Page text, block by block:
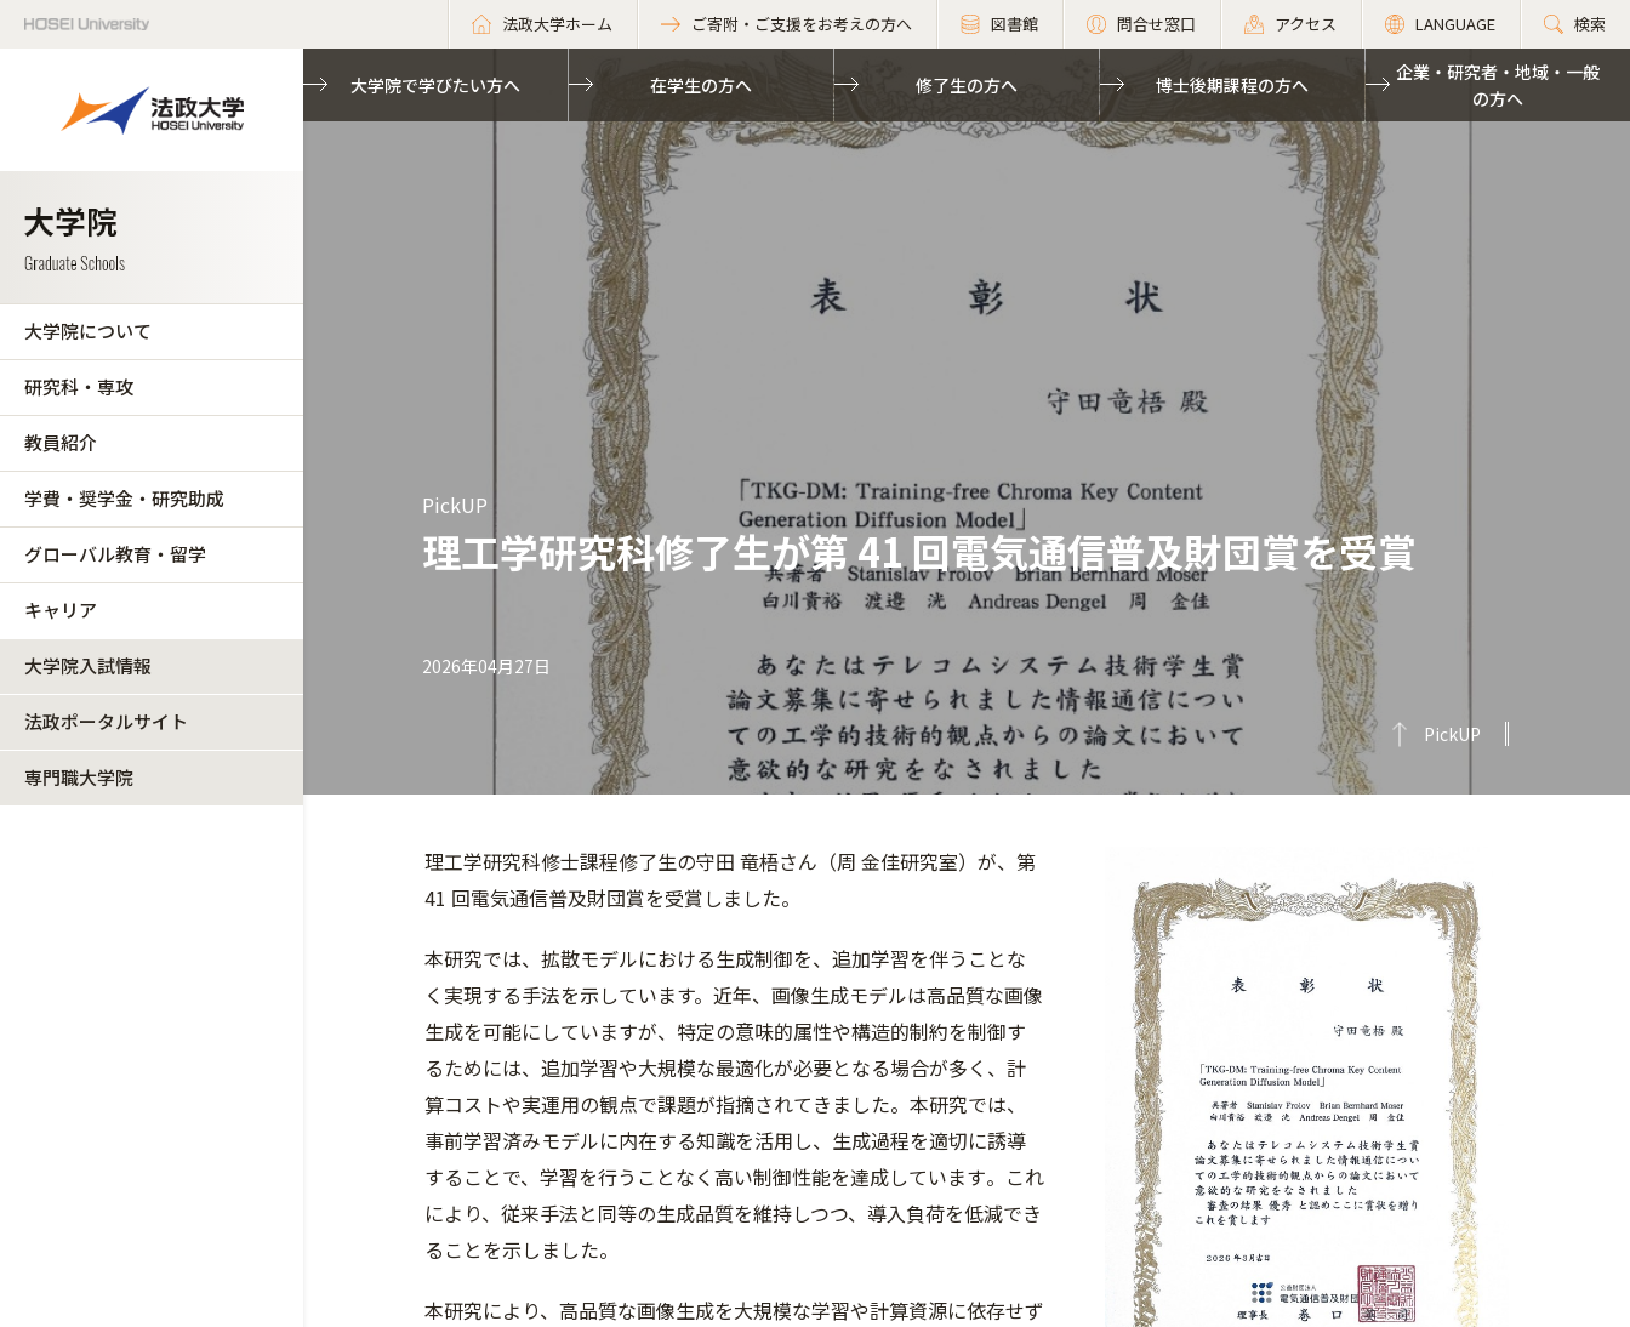
法政大学ホーム ご寄附・ご支援をお考えの方へ 図書館 問合せ窓口 アクセス LANGUAGE 検索
大学院について
研究科・専攻
教員紹介
学費・奨学金・研究助成
グローバル教育・留学
キャリア
大学院入試情報
法政ポータルサイト
専門職大学院
大学院で学びたい方へ 在学生の方へ 修了生の方へ 博士後期課程の方へ
企業・研究者・地域・一般
の方へ
PickUP
理工学研究科修了生が第 41 回電気通信普及財団賞を受賞
2026年04月27日
PickUP
理工学研究科修士課程修了生の守田 竜梧さん（周 金佳研究室）が、第
41 回電気通信普及財団賞を受賞しました。
本研究では、拡散モデルにおける生成制御を、追加学習を伴うことな
く実現する手法を示しています。近年、画像生成モデルは高品質な画像
生成を可能にしていますが、特定の意味的属性や構造的制約を制御す
るためには、追加学習や大規模な最適化が必要となる場合が多く、計
算コストや実運用の観点で課題が指摘されてきました。本研究では、
事前学習済みモデルに内在する知識を活用し、生成過程を適切に誘導
することで、学習を行うことなく高い制御性能を達成しています。これ
により、従来手法と同等の生成品質を維持しつつ、導入負荷を低減でき
ることを示しました。
本研究により、高品質な画像生成を大規模な学習や計算資源に依存せず